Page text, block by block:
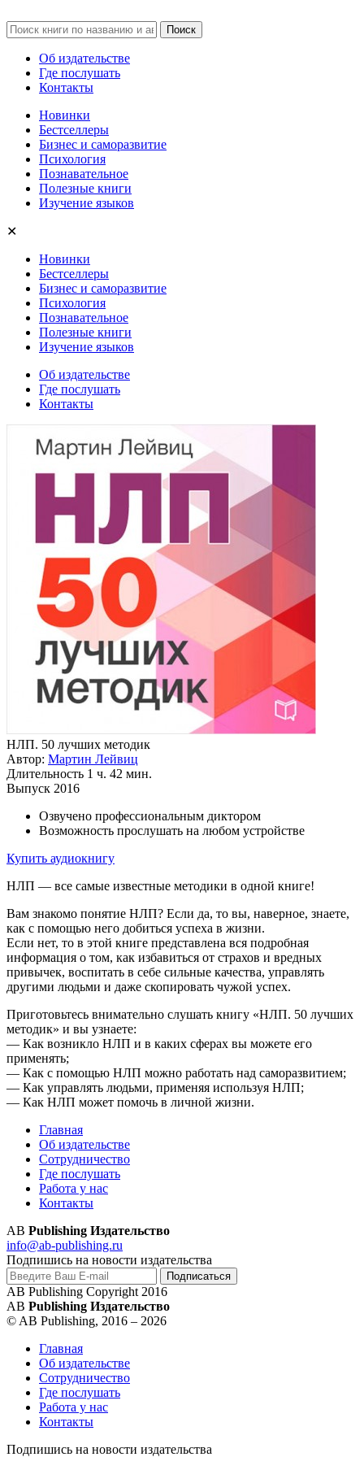
Об издательстве
Где послушать
Контакты
Новинки
Бестселлеры
Бизнес и саморазвитие
Психология
Познавательное
Полезные книги
Изучение языков
✕
Новинки
Бестселлеры
Бизнес и саморазвитие
Психология
Познавательное
Полезные книги
Изучение языков
Об издательстве
Где послушать
Контакты
НЛП. 50 лучших методик
Автор: Мартин Лейвиц
Длительность 1 ч. 42 мин.
Выпуск 2016
Озвучено профессиональным диктором
Возможность прослушать на любом устройстве
Купить аудиокнигу
НЛП — все самые известные методики в одной книге!
Вам знакомо понятие НЛП? Если да, то вы, наверное, знаете,
как с помощью него добиться успеха в жизни.
Если нет, то в этой книге представлена вся подробная
информация о том, как избавиться от страхов и вредных
привычек, воспитать в себе сильные качества, управлять
другими людьми и даже скопировать чужой успех.
Приготовьтесь внимательно слушать книгу «НЛП. 50 лучших
методик» и вы узнаете:
— Как возникло НЛП и в каких сферах вы можете его
применять;
— Как с помощью НЛП можно работать над саморазвитием;
— Как управлять людьми, применяя используя НЛП;
— Как НЛП может помочь в личной жизни.
Главная
Об издательстве
Сотрудничество
Где послушать
Работа у нас
Контакты
AB Publishing Издательство
info@ab-publishing.ru
Подпишись на новости издательства
AB Publishing Copyright 2016
AB Publishing Издательство
© AB Publishing, 2016 – 2026
Главная
Об издательстве
Сотрудничество
Где послушать
Работа у нас
Контакты
Подпишись на новости издательства